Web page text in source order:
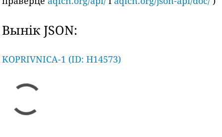
Вынік JSON:
KOPRIVNICA-1 (ID: H14573)